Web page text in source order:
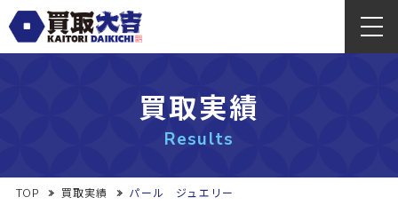
買取実績
Results
TOP 買取実績 パール ジュエリー